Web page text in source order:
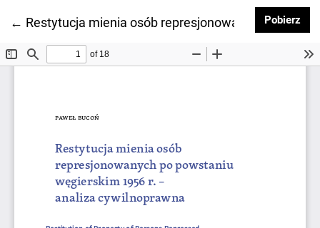
← Wróć do szczegółów artykułu
Restytucja mienia osób represjonowanych poPobierz